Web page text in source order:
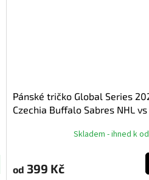
Pánské tričko Global Series
Czechia Buffalo Sabres NHL
Skladem - ihned k
od 399 Kč